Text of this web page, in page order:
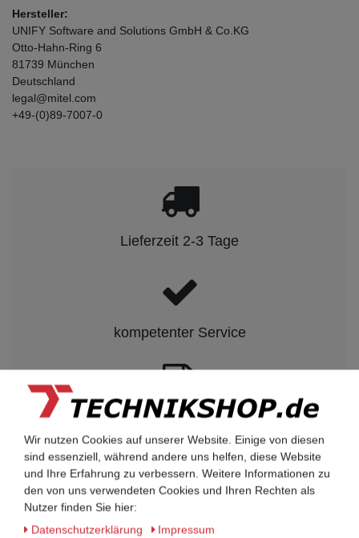
Hersteller:
UNIFY Software and Solutions GmbH & Co.KG
Otto-Hahn-Ring 6
81739 München
Deutschland
legal@mitel.com
+49-(0)89-7007-0
Lieferzeit 2-3 Tage
kompetenter Service
Rechnungskauf auf Anfrage möglich
Kauf auf Rechnung nach
vorheriger Absprache möglich.
Behörden, Banken, Firmen, Bestandskunden,
Wir nutzen Cookies auf unserer Website. Einige von diesen
sind essenziell, während andere uns helfen, diese Website
und Ihre Erfahrung zu verbessern. Weitere Informationen zu
den von uns verwendeten Cookies und Ihren Rechten als
Nutzer finden Sie hier:
Daten­schutz­erklärung
Impressum